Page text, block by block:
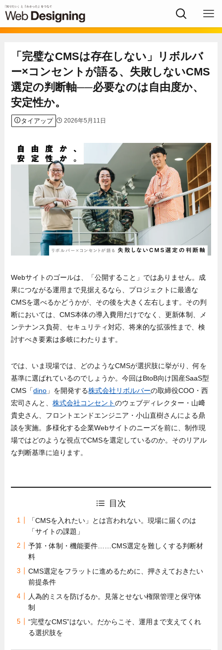
「完璧なCMSは存在しない」リボルバ
ー×コンセントが語る、失敗しないCMS
選定の判断軸──必要なのは自由度か、
安定性か。
タイアップ 2026年5月11日
Webサイトのゴールは、「公開すること」ではありません。成
果につながる運用まで見据えるなら、プロジェクトに最適な
CMSを選べるかどうかが、その後を大きく左右します。その判
断においては、CMS本体の導入費用だけでなく、更新体制、メ
ンテナンス負荷、セキュリティ対応、将来的な拡張性まで、検
討すべき要素は多岐にわたります。
では、いま現場では、どのようなCMSが選択肢に挙がり、何を
基準に選ばれているのでしょうか。今回はBtoB向け国産SaaS型
CMS「dino 」を開発する株式会社リボルバーの取締役COO・西
宏司さんと、株式会社コンセントのウェブディレクター・山﨑
貴史さん、フロントエンドエンジニア・小山直樹さんによる鼎
談を実施。多様化する企業Webサイトのニーズを前に、制作現
場ではどのような視点でCMSを選定しているのか。そのリアル
な判断基準に迫ります。
目次
「CMSを入れたい」とは言われない。現場に届くのは
「サイトの課題」
予算・体制・機能要件……CMS選定を難しくする判断材
料
CMS選定をフラットに進めるために、押さえておきたい
前提条件
人為的ミスを防げるか。見落とせない権限管理と保守体
制
“完璧なCMS”はない。だからこそ、運用まで支えてくれ
る選択肢を